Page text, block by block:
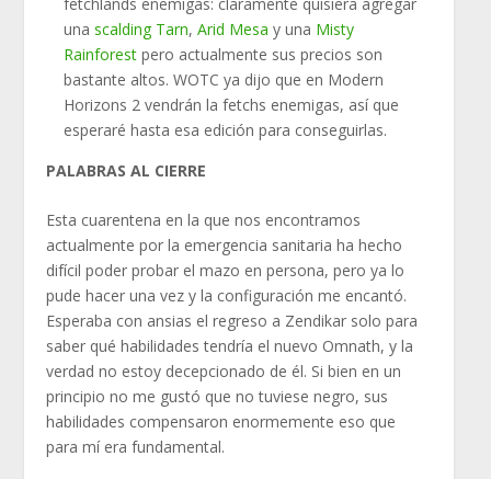
unascalding Tarn,Arid Mesa y una Misty
Rainforest pero actualmente sus precios son
bastante altos. WOTC ya dijo que en Modern
Horizons 2 vendrán la fetchs enemigas, así que
esperaré hasta esa edición para conseguirlas.
PALABRAS AL CIERRE
Esta cuarentena en la que nos encontramos
actualmente por la emergencia sanitaria ha hecho
difícil poder probar el mazo en persona, pero ya lo
pude hacer una vez y la configuración me encantó.
Esperaba con ansias el regreso a Zendikar solo para
saber qué habilidades tendría el nuevo Omnath, y la
verdad no estoy decepcionado de él. Si bien en un
principio no me gustó que no tuviese negro, sus
habilidades compensaron enormemente eso que
para mí era fundamental.